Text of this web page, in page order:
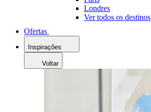
Londres
Ver todos os destinos
Ofertas
Inspirações
Voltar